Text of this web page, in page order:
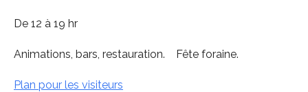
De 12 à 19 hr
Animations, bars, restauration. Fête foraine.
Plan pour les visiteurs